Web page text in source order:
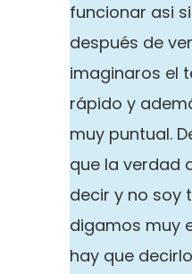
funcionar asi
después de
imaginaros el
rápido y
muy puntual.
que la verdad
decir y no soy
digamos muy
hay que